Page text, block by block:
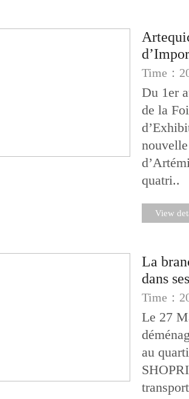
Time：
Du 1er
de la
quatri..
View
La
dans
Time：
Le 27
au